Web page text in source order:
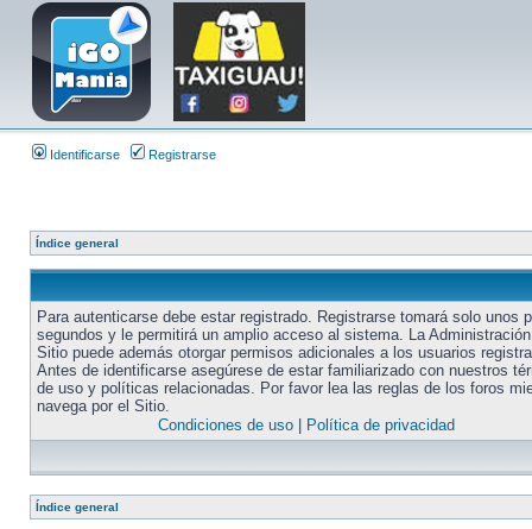
Identificarse Registrarse
Índice general
Para autenticarse debe estar registrado. Registrarse tomará solo unos
segundos y le permitirá un amplio acceso al sistema. La
Sitio puede además otorgar permisos adicionales a los usuarios
Antes de identificarse asegúrese de estar familiarizado con nuestros
de uso y políticas relacionadas. Por favor lea las reglas de los foros
navega por el Sitio.
Condiciones de uso| Política de privacidad
Índice general